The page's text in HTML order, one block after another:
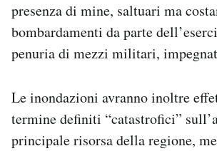
presenza di mine, saltuari ma
bombardamenti da parte
penuria di mezzi militari,
Le inondazioni avranno inoltre
termine definiti “catastrofici”
principale risorsa della regione,